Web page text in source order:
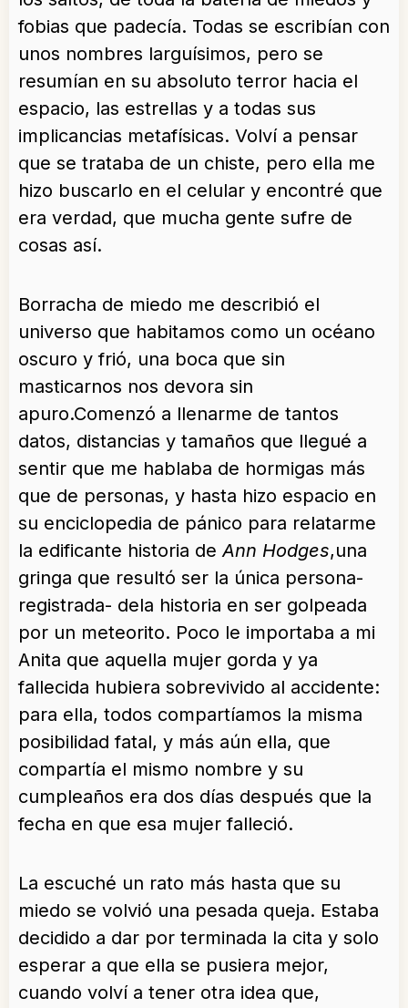
fobias que padecía. Todas se escribían con
unos nombres larguísimos, pero se
resumían en su absoluto terror hacia el
espacio, las estrellas y a todas sus
implicancias metafísicas. Volví a pensar
que se trataba de un chiste, pero ella me
hizo buscarlo en el celular y encontré que
era verdad, que mucha gente sufre de
cosas así.
Borracha de miedo me describió el
universo que habitamos como un océano
oscuro y frió, una boca que sin
masticarnos nos devora sin
apuro.Comenzó a llenarme de tantos
datos, distancias y tamaños que llegué a
sentir que me hablaba de hormigas más
que de personas, y hasta hizo espacio en
su enciclopedia de pánico para relatarme
la edificante historia deAnn Hodges,una
gringa que resultó ser la única persona-
registrada- dela historia en ser golpeada
por un meteorito. Poco le importaba a mi
Anita que aquella mujer gorda y ya
fallecida hubiera sobrevivido al accidente:
para ella, todos compartíamos la misma
posibilidad fatal, y más aún ella, que
compartía el mismo nombre y su
cumpleaños era dos días después que la
fecha en que esa mujer falleció.
La escuché un rato más hasta que su
miedo se volvió una pesada queja. Estaba
decidido a dar por terminada la cita y solo
esperar a que ella se pusiera mejor,
cuando volví a tener otra idea que,